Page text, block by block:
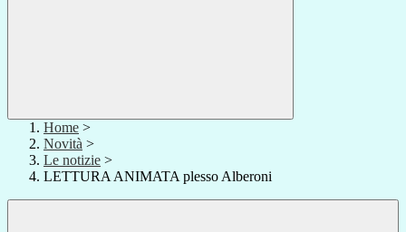
Home >
Novità >
Le notizie >
LETTURA ANIMATA plesso Alberoni